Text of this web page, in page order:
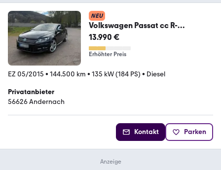
NEU
Volkswagen Passat cc R-
Line,Pano,Kamera
13.990 €
Erhöhter Preis
EZ 05/2015 • 144.500 km • 135 kW (184 PS) • Diesel
Privatanbieter
56626 Andernach
Kontakt Parken